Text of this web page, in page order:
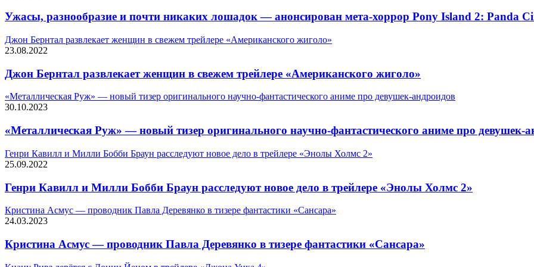
Ужасы, разнообразие и почти никаких лошадок — анонсирован мета-хоррор Pony Island 2: Panda
Джон Бернтал развлекает женщин в свежем трейлере «Американского жиголо»
23.08.2022
Джон Бернтал развлекает женщин в свежем трейлере «Американского жиголо»
«Металлическая Руж» — новый тизер оригинального научно-фантастического аниме про девушек-андроидов
30.10.2023
«Металлическая Руж» — новый тизер оригинального научно-фантастического аниме про девушек-
Генри Кавилл и Милли Бобби Браун расследуют новое дело в трейлере «Энолы Холмс 2»
25.09.2022
Генри Кавилл и Милли Бобби Браун расследуют новое дело в трейлере «Энолы Холмс 2»
Кристина Асмус — проводник Павла Деревянко в тизере фантастики «Сансара»
24.03.2023
Кристина Асмус — проводник Павла Деревянко в тизере фантастики «Сансара»